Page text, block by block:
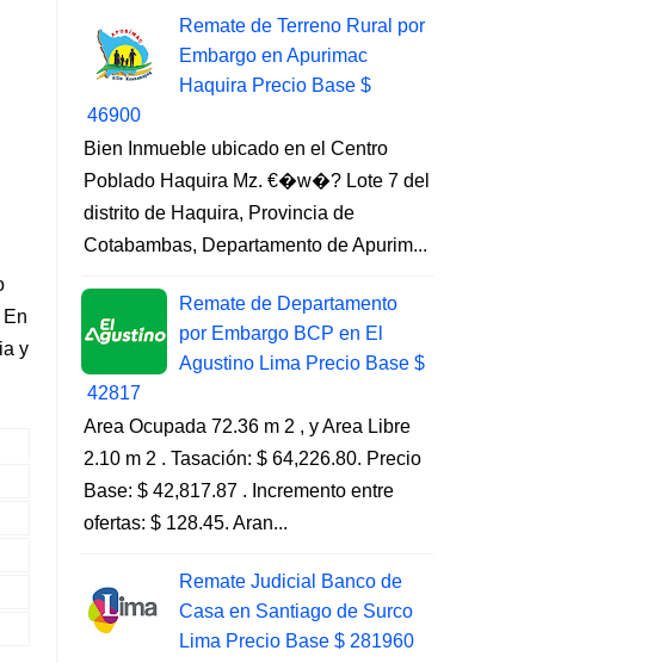
y
Remate de Terreno Rural por
Embargo en Apurimac
Haquira Precio Base $
46900
Bien Inmueble ubicado en el Centro
Poblado Haquira Mz. €�w�? Lote 7 del
distrito de Haquira, Provincia de
Cotabambas, Departamento de Apurim...
Remate de Departamento
por Embargo BCP en El
Agustino Lima Precio Base $
42817
Area Ocupada 72.36 m 2 , y Area Libre
2.10 m 2 . Tasación: $ 64,226.80. Precio
Base: $ 42,817.87 . Incremento entre
ofertas: $ 128.45. Aran...
Remate Judicial Banco de
Casa en Santiago de Surco
Lima Precio Base $ 281960